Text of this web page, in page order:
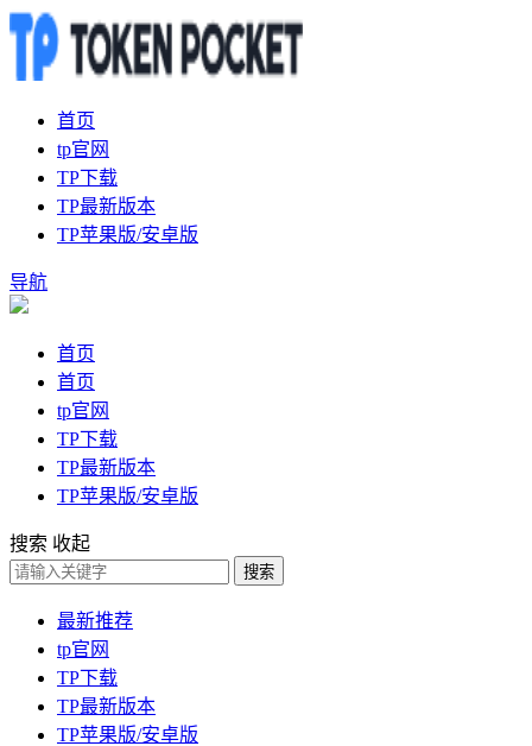
首页
tp官网
TP下载
TP最新版本
TP苹果版/安卓版
导航
首页
首页
tp官网
TP下载
TP最新版本
TP苹果版/安卓版
搜索 收起
搜索
最新推荐
tp官网
TP下载
TP最新版本
TP苹果版/安卓版